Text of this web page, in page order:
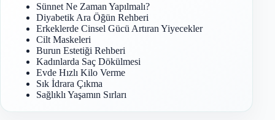
Sünnet Ne Zaman Yapılmalı?
Diyabetik Ara Öğün Rehberi
Erkeklerde Cinsel Gücü Artıran Yiyecekler
Cilt Maskeleri
Burun Estetiği Rehberi
Kadınlarda Saç Dökülmesi
Evde Hızlı Kilo Verme
Sık İdrara Çıkma
Sağlıklı Yaşamın Sırları